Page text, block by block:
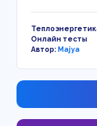
Онлайн тесты
Автор:Majya